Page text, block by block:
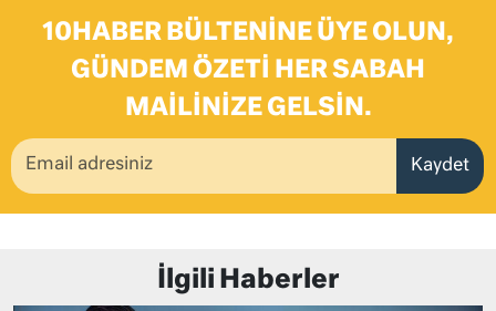
10HABER BÜLTENINE ÜYE OLUN,
GÜNDEM ÖZETI HER SABAH
MAILINIZE GELSIN.
Kaydet
İlgili Haberler